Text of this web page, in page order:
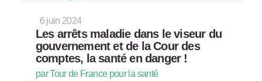
6 juin 2024
Les arrêts maladie dans le viseur du
gouvernement et de la Cour des
comptes, la santé en danger !
par Tour de France pour la santé